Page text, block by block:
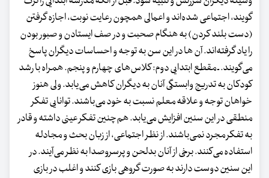
گویند، اجتماعی شده‌اند و اعمالی همچون رعایت نوبت، اجازه گرفتن
(دست بلند کردن) به هنگام صحبت و در صف ایستادن و صبور بودن
را یاد گرفته‌اند. آن ها در این سن به توجه و احساسات دیگران پاسخ
می‌گویند.‌ ـ مقطع ابتدایی دوم: کلاس‌های چهارم و پنجم. همراه با رشد
کودکان به تدریج وابستگی آنان به دیگران کاهش می‌یابد. ولی هنوز
خواهان توجه و علاقه معلم نسبت به خود می‌باشند. توانایی تفکر
منطقی در این سنین افزایش می‌یابد. هم‌چنین تفکر عینی داشته و قادر
به تفکر مجرد نمی‌باشند. از نظر اجتماعی، از زبان بحث و مجادله
استفاده می‌کنند. برخی از آنان بدلحن و پرسروصدا به نظر می‌آیند. در
این سنین دوست دارند به صورت گروهی بازی کنند و اغلب در بازی